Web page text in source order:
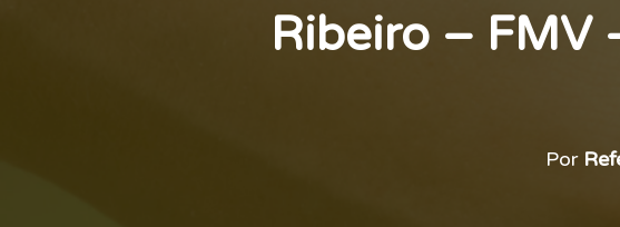
Ribeiro – FMV
Por